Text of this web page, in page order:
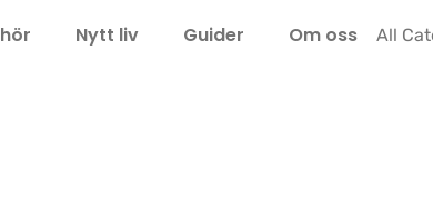
Nytt liv Guider Om oss All